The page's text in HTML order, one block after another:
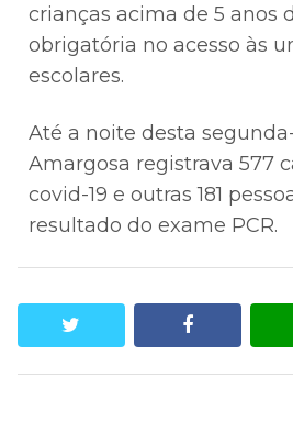
crianças acima de 5 anos
obrigatória no acesso às
escolares.
Até a noite desta
Amargosa registrava 577
covid-19 e outras 181
resultado do exame PCR.
facebook